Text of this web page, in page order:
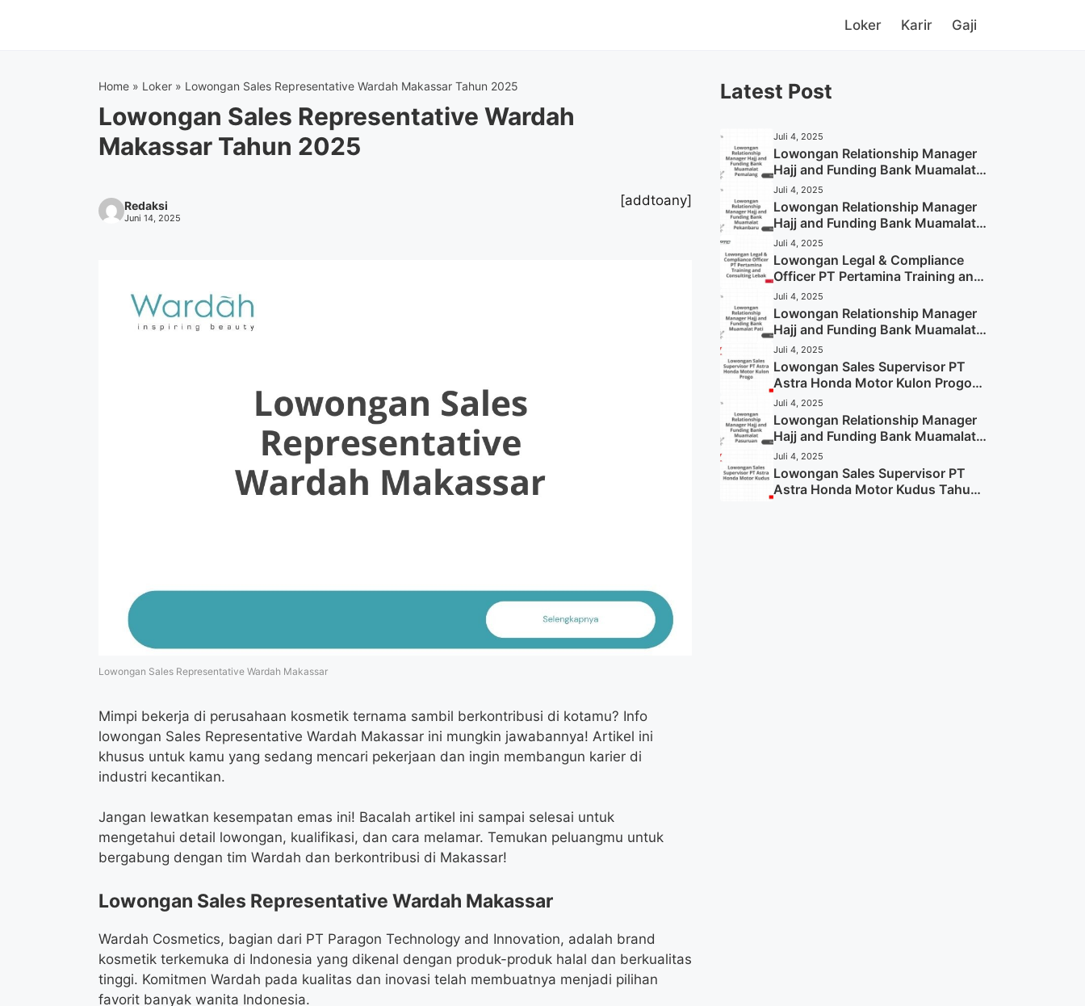
Loker Karir Gaji
Home » Loker » Lowongan Sales Representative Wardah Makassar Tahun 2025
Lowongan Sales Representative Wardah
Makassar Tahun 2025
Redaksi
Juni 14, 2025
[addtoany]
Lowongan Sales Representative Wardah Makassar
Mimpi bekerja di perusahaan kosmetik ternama sambil berkontribusi di kotamu? Info
lowongan Sales Representative Wardah Makassar ini mungkin jawabannya! Artikel ini
khusus untuk kamu yang sedang mencari pekerjaan dan ingin membangun karier di
industri kecantikan.
Jangan lewatkan kesempatan emas ini! Bacalah artikel ini sampai selesai untuk
mengetahui detail lowongan, kualifikasi, dan cara melamar. Temukan peluangmu untuk
bergabung dengan tim Wardah dan berkontribusi di Makassar!
Lowongan Sales Representative Wardah Makassar
Wardah Cosmetics, bagian dari PT Paragon Technology and Innovation, adalah brand
kosmetik terkemuka di Indonesia yang dikenal dengan produk-produk halal dan berkualitas
tinggi. Komitmen Wardah pada kualitas dan inovasi telah membuatnya menjadi pilihan
favorit banyak wanita Indonesia.
Latest Post
Juli 4, 2025
Lowongan Relationship Manager
Hajj and Funding Bank Muamalat
Pemalang Tahun 2025
Juli 4, 2025
Lowongan Relationship Manager
Hajj and Funding Bank Muamalat
Pekanbaru Tahun 2025 (Apply
Now)
Juli 4, 2025
Lowongan Legal & Compliance
Officer PT Pertamina Training and
Consulting Lebak Tahun 2025
(Apply Now)
Juli 4, 2025
Lowongan Relationship Manager
Hajj and Funding Bank Muamalat
Pati Tahun 2025 (Lamar
Sekarang)
Juli 4, 2025
Lowongan Sales Supervisor PT
Astra Honda Motor Kulon Progo
Tahun 2025 (Resmi)
Juli 4, 2025
Lowongan Relationship Manager
Hajj and Funding Bank Muamalat
Pasuruan Tahun 2025 (Apply
Now)
Juli 4, 2025
Lowongan Sales Supervisor PT
Astra Honda Motor Kudus Tahun